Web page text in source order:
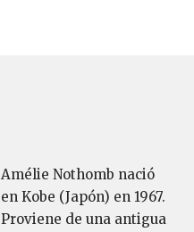
Amélie Nothomb nació
en Kobe (Japón) en 1967.
Proviene de una antigua